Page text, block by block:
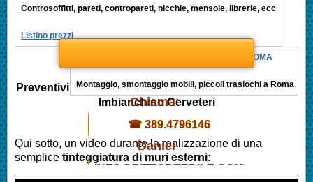
Controsoffitti, pareti, contropareti, nicchie, mensole, librerie, ecc
Listino prezzi
MONTAGGIO MOBILI, PICCOLI TRASLOCHI ROMA
Montaggio, smontaggio mobili, piccoli traslochi a Roma
Chiama:
☎ 389.4796146
Daniel
INFO@PITTOREEDILE.COM
Preventivi
ImbianchinoCerveteri
Qui sotto, un video durante la realizzazione di una
semplice tinteggiatura di muri esterni: